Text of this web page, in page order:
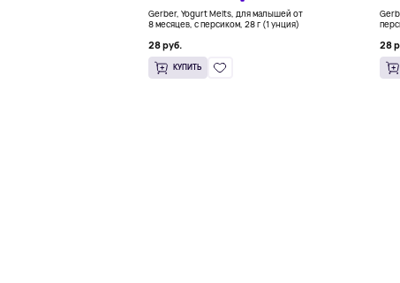
Gerber, Yogurt Melts, для малышей от
8 месяцев, с персиком, 28 г (1 унция)
28 руб.
КУПИТЬ
28